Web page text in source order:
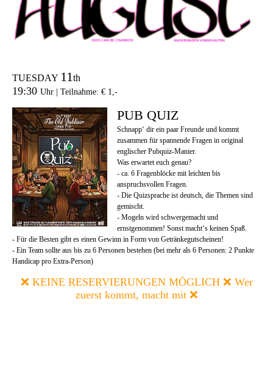
TUESDAY 11 th
19:30 Uhr | Teilnahme: € 1,-
PUB QUIZ
Schnapp‘ dir ein paar Freunde und kommt
zusammen für spannende Fragen in original
englischer Pubquiz-Manier.
Was erwartet euch genau?
- ca. 6 Fragenblöcke mit leichten bis
anspruchsvollen Fragen.
- Die Quizsprache ist deutsch, die Themen sind
gemischt.
- Mogeln wird schwergemacht und
ernstgenommen! Sonst macht‘s keinen Spaß.
- Für die Besten gibt es einen Gewinn in Form von Getränkegutscheinen!
- Ein Team sollte aus bis zu 6 Personen bestehen (bei mehr als 6 Personen: 2 Punkte
Handicap pro Extra-Person)
❌ KEINE RESERVIERUNGEN MÖGLICH ❌ Wer
zuerst kommt, macht mit ❌